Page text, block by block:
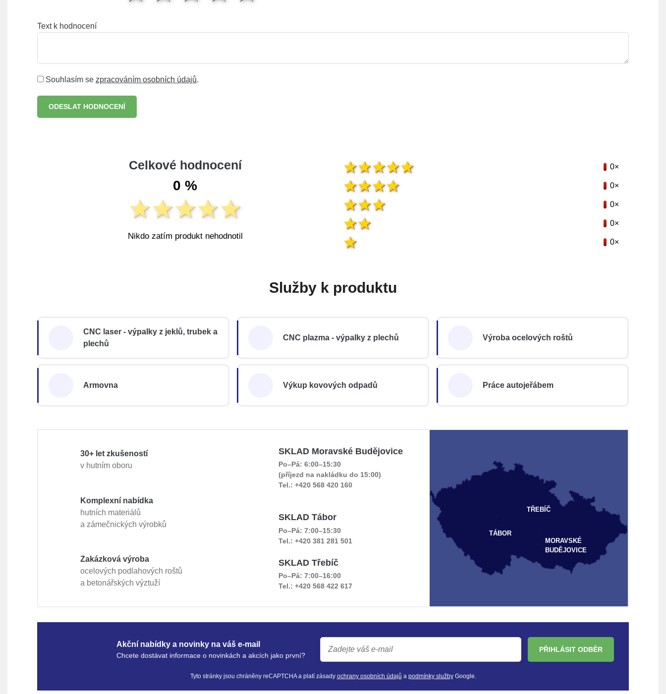
Text k hodnocení
Souhlasím se zpracováním osobních údajů.
ODESLAT HODNOCENÍ
Celkové hodnocení
0 %
Nikdo zatím produkt nehodnotil
0×
0×
0×
0×
0×
Služby k produktu
CNC laser - výpalky z jeklů, trubek a
plechů
CNC plazma - výpalky z plechů Výroba ocelových roštů
Armovna Výkup kovových odpadů Práce autojeřábem
30+ let zkušeností
v hutním oboru
Komplexní nabídka
hutních materiálů
a zámečnických výrobků
Zakázková výroba
ocelových podlahových roštů
a betonářských výztuží
MORAVSKÉ
BUDĚJOVICE
TÁBOR
TŘEBÍČ
SKLAD Moravské Budějovice
Po–Pá: 6:00–15:30
(příjezd na nakládku do 15:00)
Tel.: +420 568 420 160
SKLAD Tábor
Po–Pá: 7:00–15:30
Tel.: +420 381 281 501
SKLAD Třebíč
Po–Pá: 7:00–16:00
Tel.: +420 568 422 617
Akční nabídky a novinky na váš e-mail
Chcete dostávat informace o novinkách a akcích jako první?
PŘIHLÁSIT ODBĚR
Tyto stránky jsou chráněny reCAPTCHA a platí zásady ochrany osobních údajů a podmínky službyGoogle.